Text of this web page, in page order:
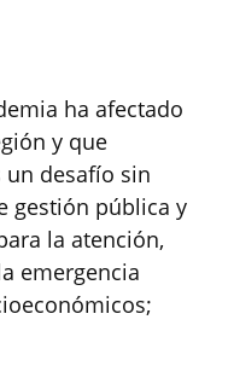
ha afectado
y que
desafío sin
gestión pública y
la atención,
emergencia